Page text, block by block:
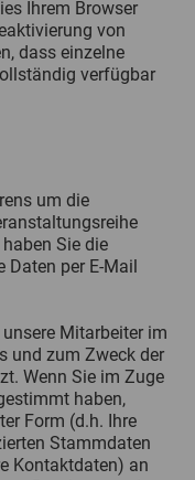
Ihrem Browser
von
dass einzelne
verfügbar
um die
Sie die
Daten per E-Mail
Mitarbeiter im
und zum Zweck der
Wenn Sie im Zuge
haben,
Form (d.h. Ihre
Stammdaten
Kontaktdaten) an